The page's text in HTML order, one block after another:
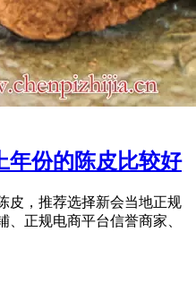
年份的陈皮比较好
皮，推荐选择新会当地正规
、正规电商平台信誉商家、